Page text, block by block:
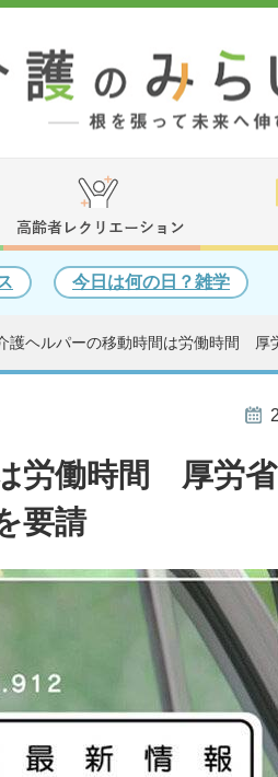
今日は何の日？雑学
護ヘルパーの移動時間は労働時間 厚
労働時間 厚労
要請